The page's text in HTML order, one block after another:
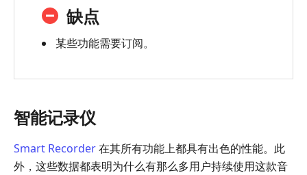
缺点
某些功能需要订阅。
智能记录仪
Smart Recorder在其所有功能上都具有出色的性能。此
外，这些数据都表明为什么有那么多用户持续使用这款音